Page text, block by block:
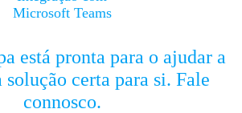
Microsoft Teams
está pronta para o ajudar a
solução certa para si. Fale
connosco.